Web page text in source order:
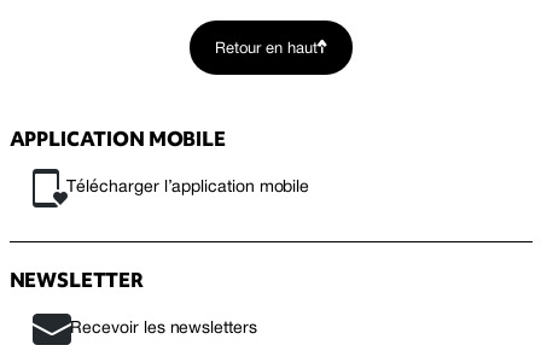
Retour en haut
APPLICATION MOBILE
Télécharger l’application mobile
NEWSLETTER
Recevoir les newsletters